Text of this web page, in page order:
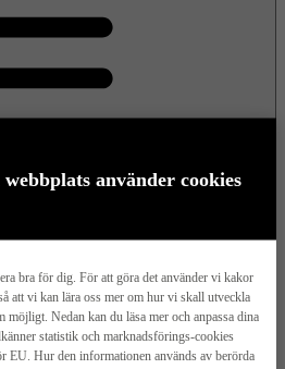
webbplats använder cookies
bra för dig. För att göra det använder vi kakor
att vi kan lära oss mer om hur vi skall utveckla
möjligt. Nedan kan du läsa mer och anpassa dina
statistik och marknadsförings-cookies
EU. Hur den informationen används av berörda
Meny